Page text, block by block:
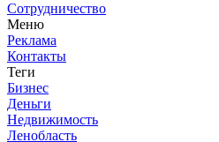
Сотрудничество
Меню
Реклама
Контакты
Теги
Бизнес
Деньги
Недвижимость
Ленобласть